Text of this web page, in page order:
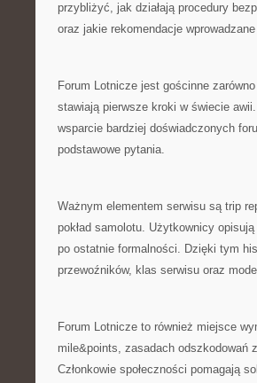
przybliżyć, jak działają procedury
oraz jakie rekomendacje
Forum Lotnicze jest gościnne
stawiają pierwsze kroki w świecie
wsparcie bardziej doświadczonych
podstawowe pytania.
Ważnym elementem serwisu są trip
pokład samolotu. Użytkownicy
po ostatnie formalności. Dzięki tym
przewoźników, klas serwisu oraz
Forum Lotnicze to również miejsce
mile&points, zasadach odszkodowań
Członkowie społeczności pomagają